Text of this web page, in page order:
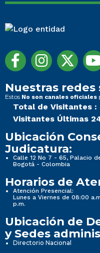
Nuestras redes
Estos No son canales oficiales
Total de Visitantes :
Visitantes Últimas
Ubicación
Judicatura:
Calle 12 No 7 - 65, Palacio
Bogotá - Colombia
Horarios de
Atención Presencial:
Lunes a Viernes de 08:00
p.m.
Ubicación de
y Sedes
Directorio Nacional